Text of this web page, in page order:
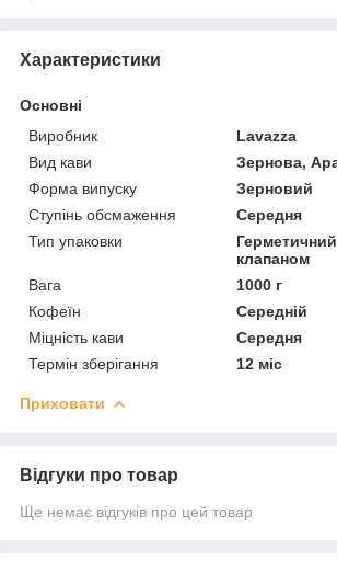
Характеристики
Основні
Виробник
Lavazza
Вид кави
Зернова,
Форма випуску
Зерновий
Ступінь обсмаження
Середня
Тип упаковки
Герметичний
клапаном
Вага
1000 г
Кофеїн
Середній
Міцність кави
Середня
Термін зберігання
12 міс
Приховати
Відгуки про товар
Ще немає відгуків про цей товар